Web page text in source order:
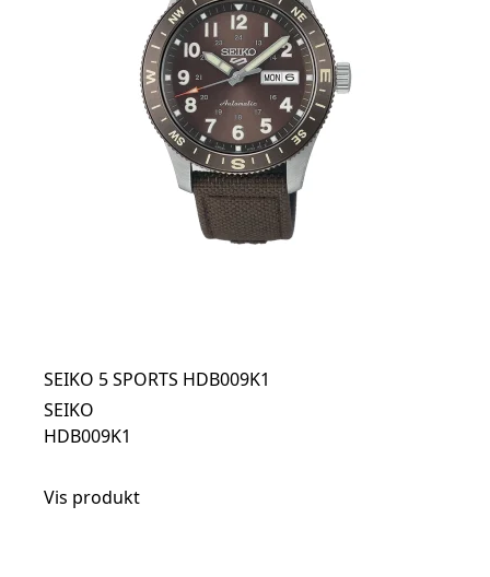
SEIKO 5 SPORTS HDB009K1
SEIKO
HDB009K1
Vis produkt